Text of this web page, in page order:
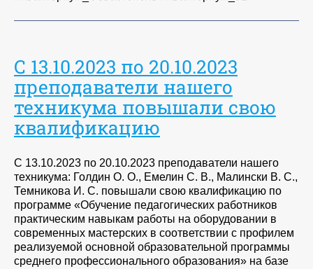
С 13.10.2023 по 20.10.2023
преподаватели нашего
техникума повышали свою
квалификацию
С 13.10.2023 по 20.10.2023 преподаватели нашего
техникума: Голдин О. О., Емелин С. В., Малински В. С.,
Темникова И. С. повышали свою квалификацию по
программе «Обучение педагогических работников
практическим навыкам работы на оборудовании в
современных мастерских в соответствии с профилем
реализуемой основной образовательной программы
среднего профессионального образования» на базе